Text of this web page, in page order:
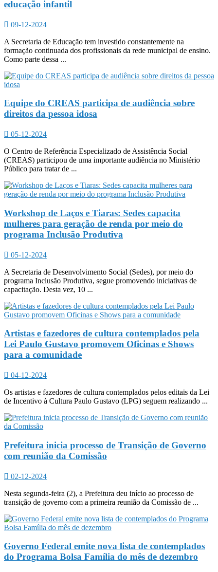
educação infantil
09-12-2024
A Secretaria de Educação tem investido constantemente na
formação continuada dos profissionais da rede municipal de ensino.
Como parte dessa ...
Equipe do CREAS participa de audiência sobre
direitos da pessoa idosa
05-12-2024
O Centro de Referência Especializado de Assistência Social
(CREAS) participou de uma importante audiência no Ministério
Público para tratar de ...
Workshop de Laços e Tiaras: Sedes capacita
mulheres para geração de renda por meio do
programa Inclusão Produtiva
05-12-2024
A Secretaria de Desenvolvimento Social (Sedes), por meio do
programa Inclusão Produtiva, segue promovendo iniciativas de
capacitação. Desta vez, 10 ...
Artistas e fazedores de cultura contemplados pela
Lei Paulo Gustavo promovem Oficinas e Shows
para a comunidade
04-12-2024
Os artistas e fazedores de cultura contemplados pelos editais da Lei
de Incentivo à Cultura Paulo Gustavo (LPG) seguem realizando ...
Prefeitura inicia processo de Transição de Governo
com reunião da Comissão
02-12-2024
Nesta segunda-feira (2), a Prefeitura deu início ao processo de
transição de governo com a primeira reunião da Comissão de ...
Governo Federal emite nova lista de contemplados
do Programa Bolsa Família do mês de dezembro